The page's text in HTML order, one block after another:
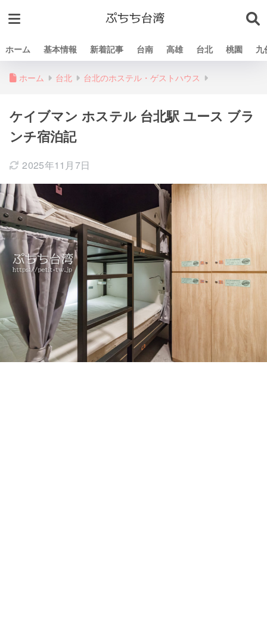
ホーム 基本情報 新着記事 台南 高雄 台北 桃園 九
ホーム 台北 台北のホステル・ゲストハウス
ケイブマン ホステル 台北駅 ユース ブラ
ンチ宿泊記
2025年11月7日